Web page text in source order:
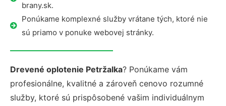
brany.sk.
Ponúkame komplexné služby vrátane tých, ktoré nie
sú priamo v ponuke webovej stránky.
Drevené oplotenie Petržalka? Ponúkame vám
profesionálne, kvalitné a zároveň cenovo rozumné
služby, ktoré sú prispôsobené vašim individuálnym